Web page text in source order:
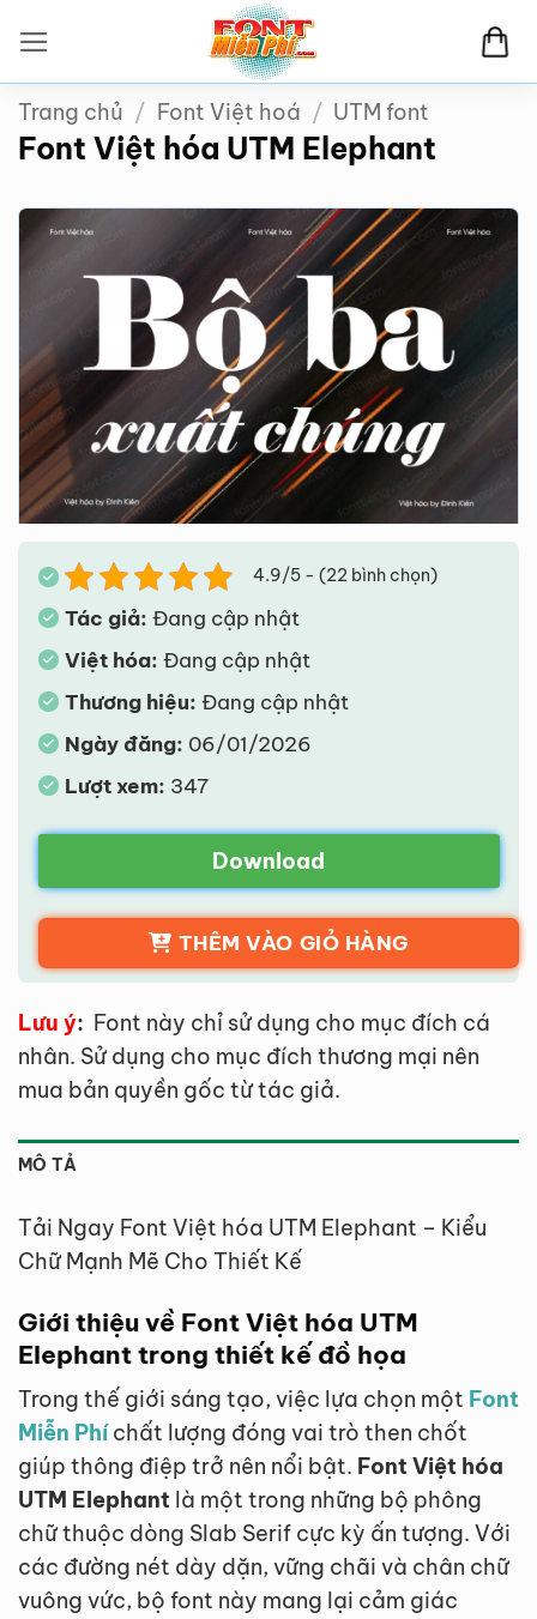
qua
nội
dung
Trang chủ / Font Việt hoá / UTM font
Font Việt hóa UTM Elephant
4.9/5 - (22 bình chọn)
Tác giả: Đang cập nhật
Việt hóa: Đang cập nhật
Thương hiệu: Đang cập nhật
Ngày đăng: 06/01/2026
Lượt xem: 347
Download
THÊM VÀO GIỎ HÀNG
Lưu ý: Font này chỉ sử dụng cho mục đích cá
nhân. Sử dụng cho mục đích thương mại nên
mua bản quyền gốc từ tác giả.
MÔ TẢ
Tải Ngay Font Việt hóa UTM Elephant – Kiểu
Chữ Mạnh Mẽ Cho Thiết Kế
Giới thiệu về Font Việt hóa UTM
Elephant trong thiết kế đồ họa
Trong thế giới sáng tạo, việc lựa chọn một Font
Miễn Phíchất lượng đóng vai trò then chốt
giúp thông điệp trở nên nổi bật. Font Việt hóa
UTM Elephant là một trong những bộ phông
chữ thuộc dòng Slab Serif cực kỳ ấn tượng. Với
các đường nét dày dặn, vững chãi và chân chữ
vuông vức, bộ font này mang lại cảm giác